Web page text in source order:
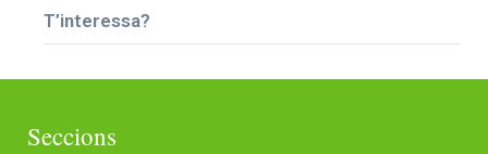
T’interessa?
Seccions